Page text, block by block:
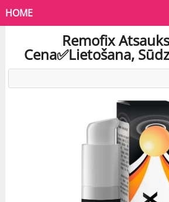
HOME
Remofix
Cena✅Lietošana,